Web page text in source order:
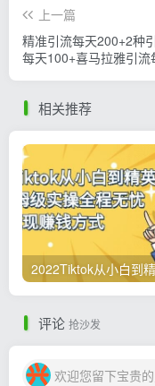
上一篇
精准引流每天200+2种
每天100+喜马拉雅引流
相关推荐
评论 抢沙发
欢迎您留下宝贵的